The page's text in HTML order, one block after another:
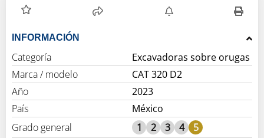
INFORMACIÓN
Categoría
Excavadoras sobre orugas
Marca / modelo
CAT 320 D2
Año
2023
País
México
Grado general
1 2 3 4
5